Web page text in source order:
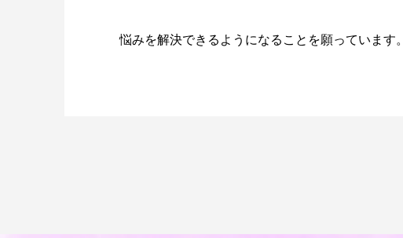
悩みを解決できるようになることを願っています。